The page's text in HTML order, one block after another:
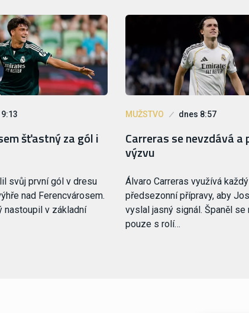
šťastný za gól i
svůj první gól v dresu
nad Ferencvárosem.
nastoupil v základní
MUŽSTVO dnes 8:57
Carreras se nevzdává a
výzvu
Álvaro Carreras využívá
předsezonní přípravy, aby
vyslal jasný signál. Španěl
pouze s rolí…